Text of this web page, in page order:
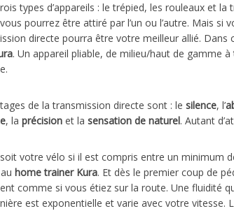
types d’appareils : le trépied, les rouleaux et
pourrez être attiré par l’un ou l’autre. Mais
directe pourra être votre meilleur allié.
. Un appareil pliable, de milieu/haut de gamme à
de la transmission directe sont : le silence, l’
, la précision et la sensation de naturel. Autant
votre vélo si il est compris entre un minimum
home trainer Kura. Et dès le premier coup de
comme si vous étiez sur la route. Une fluidité
est exponentielle et varie avec votre vitesse.